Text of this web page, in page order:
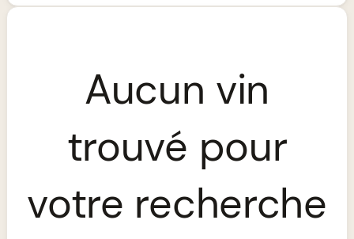
Aucun vin
trouvé pour
votre recherche